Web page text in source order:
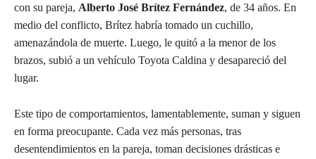
con su pareja, Alberto José Brítez Fernández, de 34 años. En
medio del conflicto, Brítez habría tomado un cuchillo,
amenazándola de muerte. Luego, le quitó a la menor de los
brazos, subió a un vehículo Toyota Caldina y desapareció del
lugar.
Este tipo de comportamientos, lamentablemente, suman y siguen
en forma preocupante. Cada vez más personas, tras
desentendimientos en la pareja, toman decisiones drásticas e